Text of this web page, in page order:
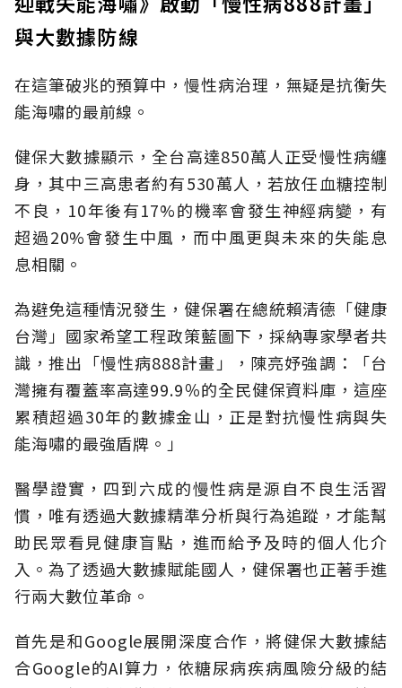
與大數據防線
在這筆破兆的預算中，慢性病治理，無疑是抗衡失
能海嘯的最前線。
健保大數據顯示，全台高達850萬人正受慢性病纏
身，其中三高患者約有530萬人，若放任血糖控制
不良，10年後有17%的機率會發生神經病變，有
超過20%會發生中風，而中風更與未來的失能息
息相關。
為避免這種情況發生，健保署在總統賴清德「健康
台灣」國家希望工程政策藍圖下，採納專家學者共
識，推出「慢性病888計畫」，陳亮妤強調：「台
灣擁有覆蓋率高達99.9％的全民健保資料庫，這座
累積超過30年的數據金山，正是對抗慢性病與失
能海嘯的最強盾牌。」
醫學證實，四到六成的慢性病是源自不良生活習
慣，唯有透過大數據精準分析與行為追蹤，才能幫
助民眾看見健康盲點，進而給予及時的個人化介
入。為了透過大數據賦能國人，健保署也正著手進
行兩大數位革命。
首先是和Google展開深度合作，將健保大數據結
合Google的AI算力，依糖尿病疾病風險分級的結